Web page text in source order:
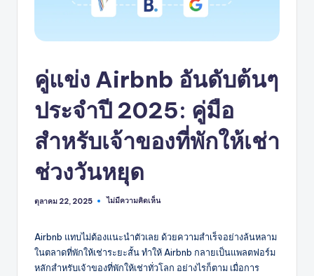
คู่แข่ง Airbnb อันดับต้นๆ
ประจำปี 2025: คู่มือ
สำหรับเจ้าของที่พักให้เช่า
ช่วงวันหยุด
ตุลาคม 22, 2025 ไม่มีความคิดเห็น
Airbnb แทบไม่ต้องแนะนำตัวเลย ด้วยความสำเร็จอย่างล้นหลาม
ในตลาดที่พักให้เช่าระยะสั้น ทำให้ Airbnb กลายเป็นแพลตฟอร์ม
หลักสำหรับเจ้าของที่พักให้เช่าทั่วโลก อย่างไรก็ตาม เมื่อการ